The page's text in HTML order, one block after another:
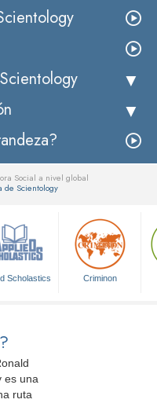
Social a nivel global
de Scientology
Scholastics Criminon
es una
ruta